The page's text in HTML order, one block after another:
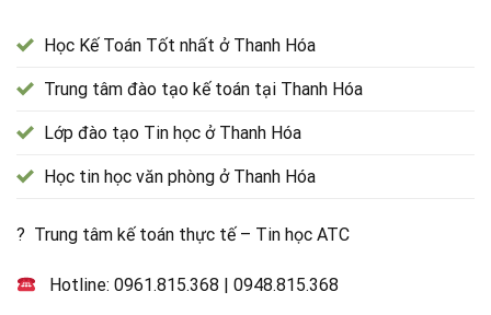
Học Kế Toán Tốt nhất ở Thanh Hóa
Trung tâm đào tạo kế toán tại Thanh Hóa
Lớp đào tạo Tin học ở Thanh Hóa
Học tin học văn phòng ở Thanh Hóa
? Trung tâm kế toán thực tế – Tin học ATC
Hotline:0961.815.368 |0948.815.368